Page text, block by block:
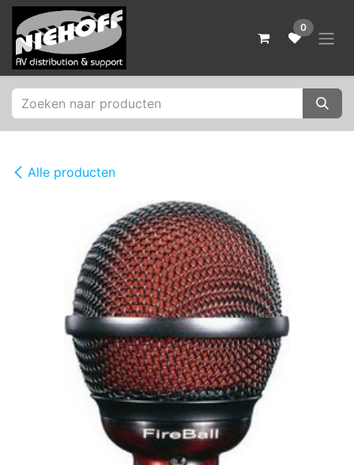
Overslaan naar inhoud
0
Alle producten